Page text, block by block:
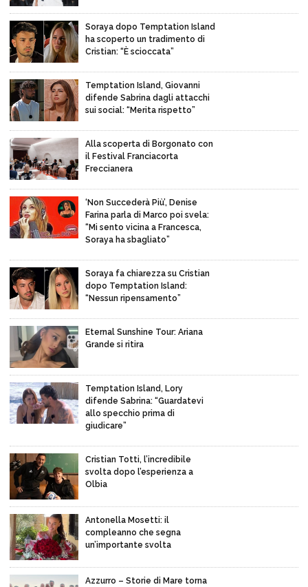
Soraya dopo Temptation Island
ha scoperto un tradimento di
Cristian: “È scioccata”
Temptation Island, Giovanni
difende Sabrina dagli attacchi
sui social: “Merita rispetto”
Alla scoperta di Borgonato con
il Festival Franciacorta
Freccianera
‘Non Succederà Più’, Denise
Farina parla di Marco poi svela:
“Mi sento vicina a Francesca,
Soraya ha sbagliato”
Soraya fa chiarezza su Cristian
dopo Temptation Island:
“Nessun ripensamento”
Eternal Sunshine Tour: Ariana
Grande si ritira
Temptation Island, Lory
difende Sabrina: “Guardatevi
allo specchio prima di
giudicare”
Cristian Totti, l’incredibile
svolta dopo l’esperienza a
Olbia
Antonella Mosetti: il
compleanno che segna
un’importante svolta
Azzurro – Storie di Mare torna